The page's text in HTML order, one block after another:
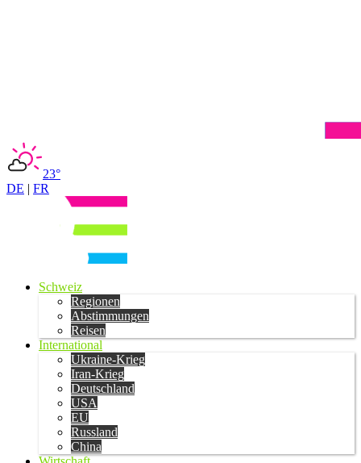
23°
DE | FR
Schweiz
Regionen
Abstimmungen
Reisen
International
Ukraine-Krieg
Iran-Krieg
Deutschland
USA
EU
Russland
China